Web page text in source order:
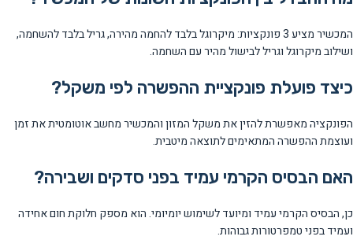
המכשיר מציע 3 פונקציות: מיקרוגל בלבד להחמה מהירה, גריל בלבד להשחמה,
ושילוב מיקרוגל וגריל לבישול מהיר עם השחמה.
כיצד פועלת פונקציית ההפשרה לפי משקל?
הפונקציה מאפשרת להזין את משקל המזון והמכשיר מחשב אוטומטית את זמן
ועוצמת ההפשרה המתאימים לתוצאה מיטבית.
האם הבסיס הקרמי עמיד בפני סדקים ושבירה?
כן, הבסיס הקרמי עמיד ומיועד לשימוש יומיומי. הוא מספק חלוקת חום אחידה
ועמיד בפני טמפרטורות גבוהות.